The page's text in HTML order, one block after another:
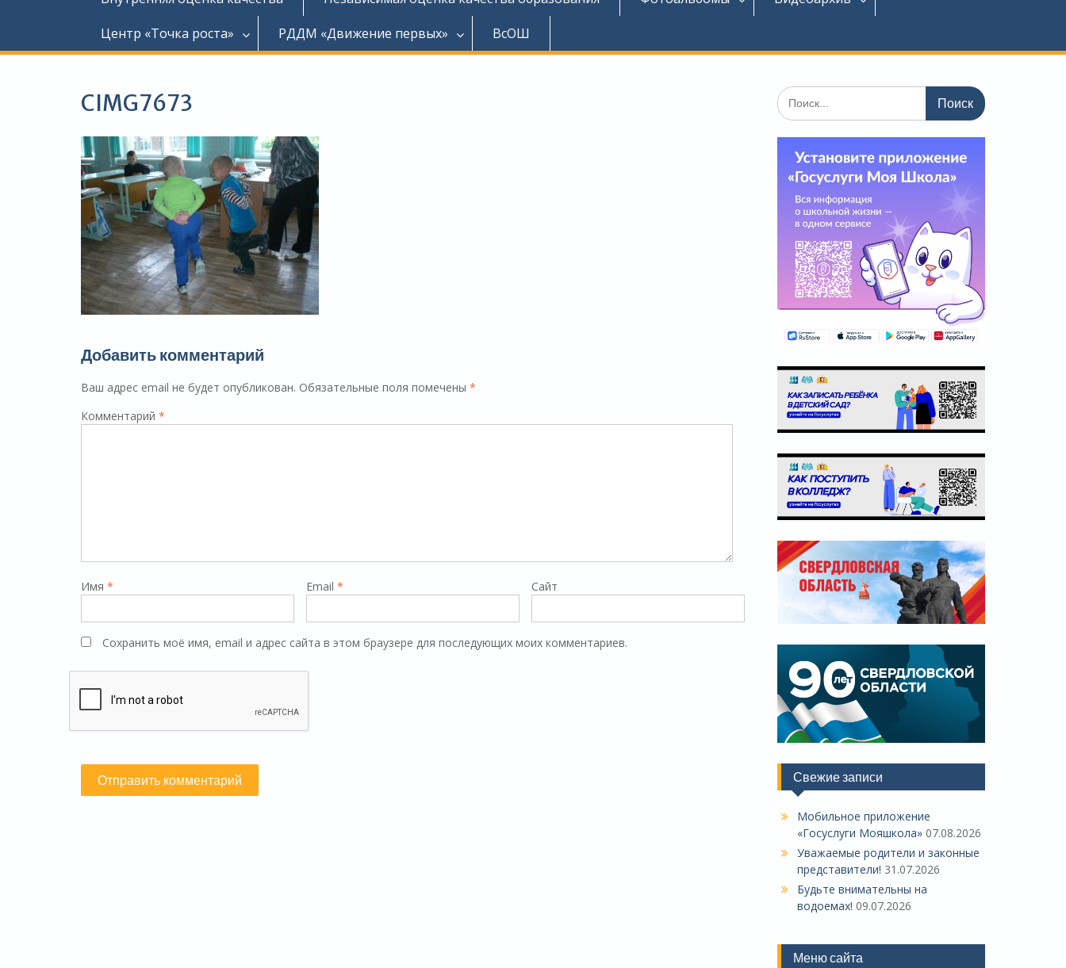
Центр «Точка роста»
РДДМ «Движение первых» ВсОШ
CIMG7673
Добавить комментарий
Ваш адрес email не будет опубликован. Обязательные поля помечены *
Комментарий *
Имя * Email * Сайт
Сохранить моё имя, email и адрес сайта в этом браузере для последующих моих комментариев.
Поиск
по:
Свежие записи
Мобильное приложение
«Госуслуги Мояшкола» 07.08.2026
Уважаемые родители и законные
представители! 31.07.2026
Будьте внимательны на
водоемах! 09.07.2026
Меню сайта